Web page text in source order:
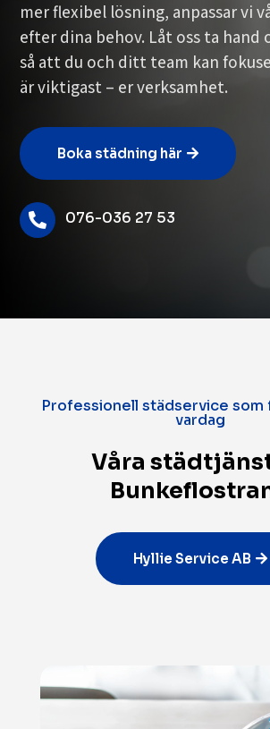
mer flexibel lösning, anpassar vi
efter dina behov. Låt oss ta hand
så att du och ditt team kan
är viktigast – er verksamhet.
Boka städning här
 076-036 27 53
Professionell städservice som
vardag
Våra
Hyllie Service AB